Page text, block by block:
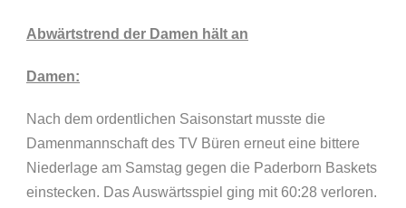
Abwärtstrend der Damen hält an
Damen:
Nach dem ordentlichen Saisonstart musste die
Damenmannschaft des TV Büren erneut eine bittere
Niederlage am Samstag gegen die Paderborn Baskets
einstecken. Das Auswärtsspiel ging mit 60:28 verloren.